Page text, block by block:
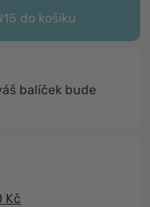
do košíku
balíček bude
Kč